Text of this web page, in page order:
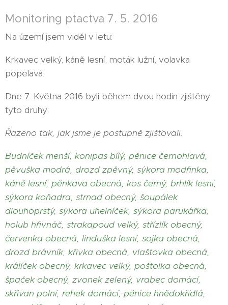
Monitoring ptactva 7. 5. 2016
Na území jsem viděl v letu:
Krkavec velký, káně lesní, moták lužní, volavka
popelavá.
Dne 7. Května 2016 byli během dvou hodin zjištěny
tyto druhy:
Řazeno tak, jak jsme je postupně zjišťovali.
Budníček menší, konipas bílý, pěnice černohlavá,
pěvuška modrá, drozd zpěvný, sýkora modřinka,
káně lesní, pěnkava obecná, kos černý, brhlík lesní,
sýkora koňadra, strnad obecný, šoupálek
dlouhoprstý, sýkora uhelníček, sýkora parukářka,
holub hřivnáč, strakapoud velký, střízlík obecný,
červenka obecná, linduška lesní, sojka obecná,
drozd brávník, křivka obecná, vlaštovka obecná,
králíček obecný, krkavec velký, poštolka obecná,
špaček obecný, zvonek zelený, vrabec domácí,
skřivan polní, rehek domácí, pěnice hnědokřídlá,